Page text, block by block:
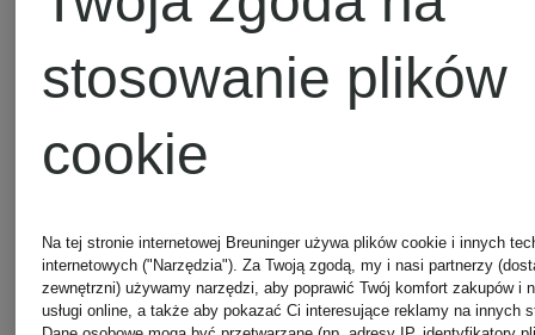
299 zł
275 zł
stosowanie plików
cookie
Na tej stronie internetowej Breuninger używa plików cookie i innych
internetowych ("Narzędzia"). Za Twoją zgodą, my i nasi partnerzy
zewnętrzni) używamy narzędzi, aby poprawić Twój komfort zakupów i
usługi online, a także aby pokazać Ci interesujące reklamy na innych